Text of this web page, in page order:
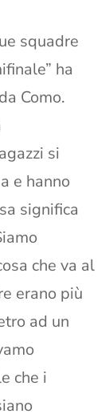
squadre
ha
Como.
si
e hanno
significa
che va al
erano più
ad un
che i